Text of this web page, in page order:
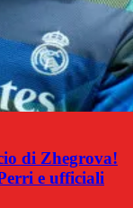
di Zhegrova!
e ufficiali